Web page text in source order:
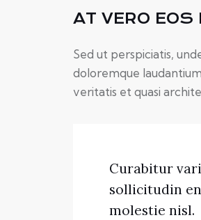
AT VERO EOS
Sed ut perspiciatis,
doloremque
veritatis et quasi
Curabitur
sollicitudin
molestie nisl.